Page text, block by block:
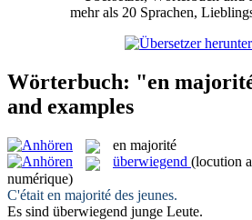
mehr als 20 Sprachen,
Wörterbuch: "en
and examples
en majorité
überwiegend (locution
numérique)
C'était en majorité des jeunes.
Es sind überwiegend junge Leute.